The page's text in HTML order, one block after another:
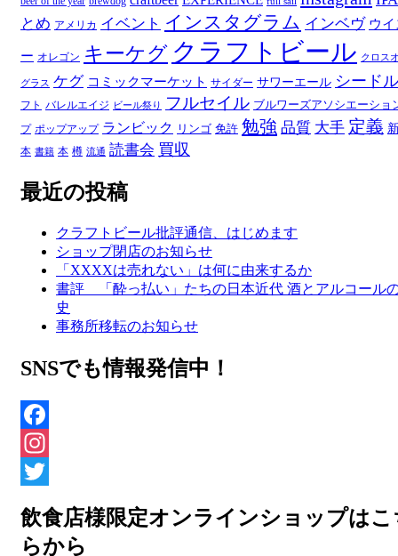
とめ アメリカ イベント インスタグラム インベヴ ウ
ー オレゴン キーケグ クラフトビール クロス
グラス ケグ コミックマーケット サイダー サワーエール シードル
フト バレルエイジ ビール祭り フルセイル ブルワーズアソシエーショ
プ ポップアップ ランビック リンゴ 免許 勉強 品質 大手 定義
本 書籍 本 樽 流通 読書会 買収
最近の投稿
クラフトビール批評通信、はじめます
ショップ閉店のお知らせ
「XXXXは売れない」は何に由来するか
書評 「酔っ払い」たちの日本近代 酒とアルコール
史
事務所移転のお知らせ
SNSでも情報発信中！
Facebook
Instagram
飲食店様限定オンラインショップはこ
らから